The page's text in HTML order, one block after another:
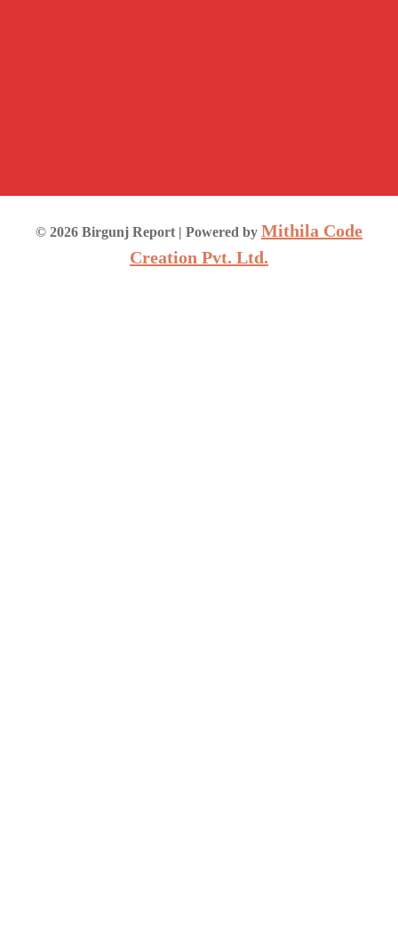
© 2026 Birgunj Report | Powered by Mithila Code
Creation Pvt. Ltd.